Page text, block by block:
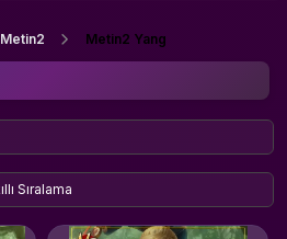
Metin2 Metin2 Yang